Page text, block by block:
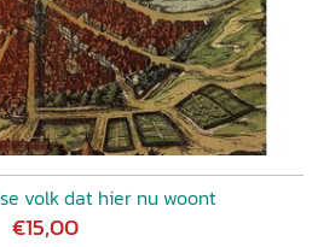
volk dat hier nu woont
€15,00